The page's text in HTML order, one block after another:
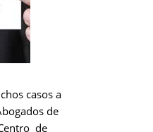
casos a
de
de